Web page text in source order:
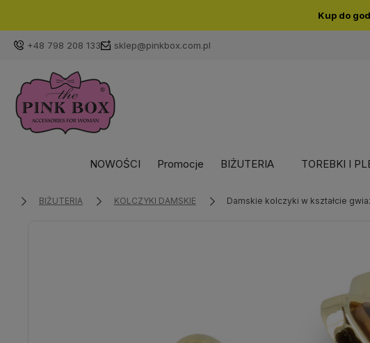
Kup do
+48 798 208 133 sklep@pinkbox.com.pl
NOWOŚCI Promocje BIŻUTERIA TOREBKI I
BIŻUTERIA KOLCZYKI DAMSKIE Damskie kolczyki w kształcie